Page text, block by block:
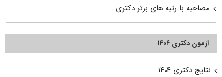
مصاحبه با رتبه های برتر دکتری
آزمون دکتری ۱۴۰۴
نتایج دکتری ۱۴۰۴